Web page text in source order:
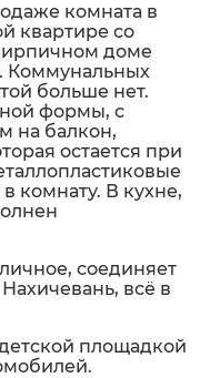
комната в
квартире со
доме
Коммунальных
больше нет.
формы, с
на балкон,
остается при
комнату. В кухне,
соединяет
всё в
площадкой